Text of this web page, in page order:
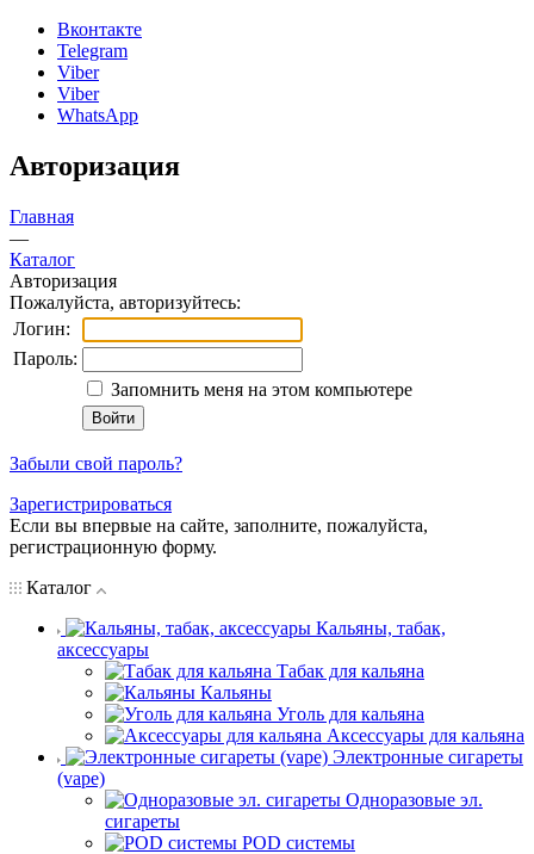
Вконтакте
Telegram
Viber
Viber
WhatsApp
Авторизация
Главная
—
Каталог
Авторизация
Пожалуйста, авторизуйтесь:
Логин:
Пароль:
Запомнить меня на этом компьютере
Забыли свой пароль?
Зарегистрироваться
Если вы впервые на сайте, заполните, пожалуйста,
регистрационную форму.
Каталог
Кальяны, табак,
аксессуары
Табак для кальяна
Кальяны
Уголь для кальяна
Аксессуары для кальяна
Электронные сигареты
(vape)
Одноразовые эл.
сигареты
POD системы